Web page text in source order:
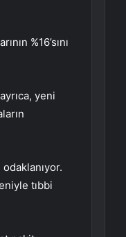
%16’sını
yeni
tıbbi